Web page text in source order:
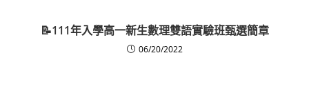
📝111年入學高一新生數理雙語實驗班甄選簡章
06/20/2022